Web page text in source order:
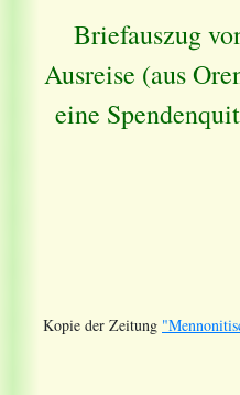
Briefauszug
Ausreise (aus
eine
Kopie der Zeitung